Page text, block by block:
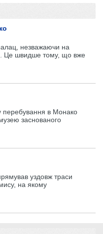
незважаючи на
Це швидше тому, що вже
перебування в Монако
заснованого
уздовж траси
на якому